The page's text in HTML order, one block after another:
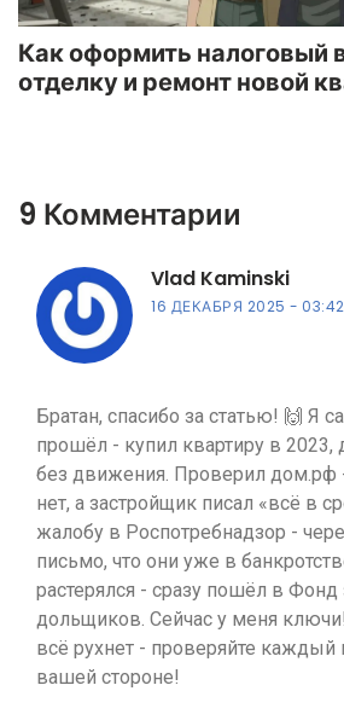
Как оформить налоговый
отделку и ремонт новой
9 Комментарии
Vlad Kaminski
16 ДЕКАБРЯ 2025 03:42
Братан, спасибо за статью! 🙌 Я
прошёл - купил квартиру в 2023,
без движения. Проверил дом.рф
нет, а застройщик писал «всё в
жалобу в Роспотребнадзор -
письмо, что они уже в
растерялся - сразу пошёл в
дольщиков. Сейчас у меня
всё рухнет - проверяйте каждый
вашей стороне!